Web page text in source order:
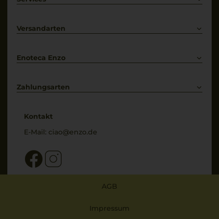
Kontakt
Versandarten
Enoteca Enzo
Bewertungs-Richtlinien
Zahlungsarten
Kontakt
E-Mail: ciao@enzo.de
AGB
Impressum